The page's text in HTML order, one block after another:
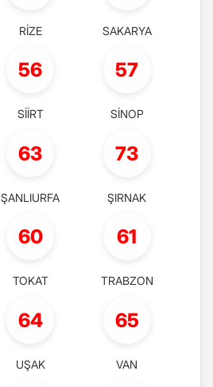
RİZE SAKARYA
56
SİİRT
57
SİNOP
63
ŞANLIURFA
73
ŞIRNAK
60
TOKAT
61
TRABZON
64
UŞAK
65
VAN